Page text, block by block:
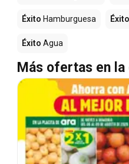
Éxito Hamburguesa Éxito
Éxito Agua
Más ofertas en